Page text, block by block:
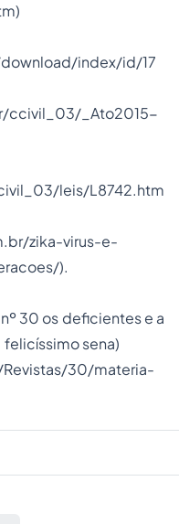
index/id/17
ccivil_03/_Ato2015-
leis/L8742.htm
zika-virus-e-
).
30 os deficientes e a
felicíssimo sena)
30/materia-